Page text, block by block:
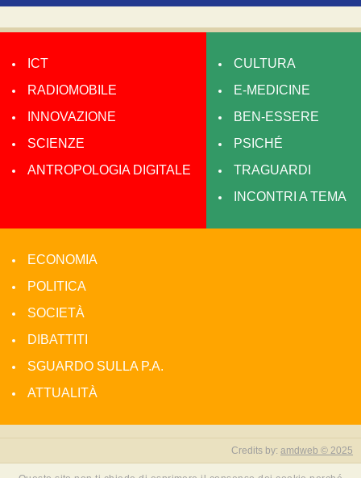
ICT
RADIOMOBILE
INNOVAZIONE
SCIENZE
ANTROPOLOGIA DIGITALE
CULTURA
E-MEDICINE
BEN-ESSERE
PSICHÉ
TRAGUARDI
INCONTRI A TEMA
ECONOMIA
POLITICA
SOCIETÀ
DIBATTITI
SGUARDO SULLA P.A.
ATTUALITÀ
Credits by: amdweb © 2025